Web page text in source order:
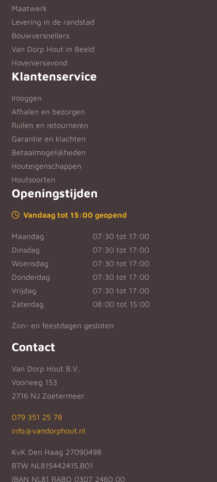
Maatwerk
Levering in de randstad
Bouwversnellers
Van Dorp Hout in Beeld
Hoveniersavond
Klantenservice
Inloggen
Afhalen en bezorgen
Ruilen en retourneren
Garantie en klachten
Betaalmogelijkheden
Houteigenschappen
Houtsoorten
Openingstijden
Vandaag tot 15:00 geopend
Maandag
07:30 tot 17:00
Dinsdag
07:30 tot 17:00
Woensdag
07:30 tot 17:00
Donderdag
07:30 tot 17:00
Vrijdag
07:30 tot 17:00
Zaterdag
08:00 tot 15:00
Zon- en feestdagen gesloten
Contact
Van Dorp Hout B.V.
Voorweg 153
2716 NJ Zoetermeer
079 351 25 78
info@vandorphout.nl
KvK Den Haag 27090498
BTW NL815442415.B01
IBAN NL81 RABO 0307 2460 00